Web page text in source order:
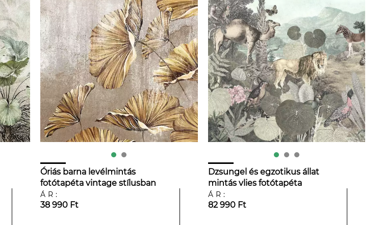
Óriás barna levélmintás
fotótapéta vintage stílusban
368x254 vlies
ÁR:
38 990 Ft
Dzsungel és egzotikus állat
mintás vlies fotótapéta
ÁR:
82 990 Ft